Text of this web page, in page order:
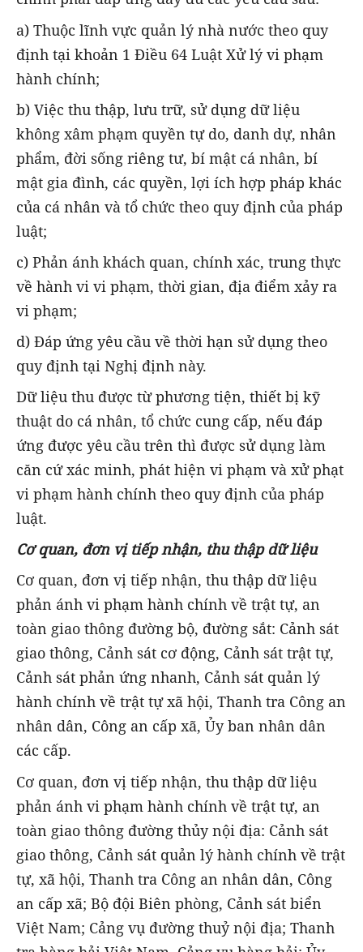
a) Thuộc lĩnh vực quản lý nhà nước theo quy
định tại khoản 1 Điều 64 Luật Xử lý vi phạm
hành chính;
b) Việc thu thập, lưu trữ, sử dụng dữ liệu
không xâm phạm quyền tự do, danh dự, nhân
phẩm, đời sống riêng tư, bí mật cá nhân, bí
mật gia đình, các quyền, lợi ích hợp pháp khác
của cá nhân và tổ chức theo quy định của pháp
luật;
c) Phản ánh khách quan, chính xác, trung thực
về hành vi vi phạm, thời gian, địa điểm xảy ra
vi phạm;
d) Đáp ứng yêu cầu về thời hạn sử dụng theo
quy định tại Nghị định này.
Dữ liệu thu được từ phương tiện, thiết bị kỹ
thuật do cá nhân, tổ chức cung cấp, nếu đáp
ứng được yêu cầu trên thì được sử dụng làm
căn cứ xác minh, phát hiện vi phạm và xử phạt
vi phạm hành chính theo quy định của pháp
luật.
Cơ quan, đơn vị tiếp nhận, thu thập dữ liệu
Cơ quan, đơn vị tiếp nhận, thu thập dữ liệu
phản ánh vi phạm hành chính về trật tự, an
toàn giao thông đường bộ, đường sắt: Cảnh sát
giao thông, Cảnh sát cơ động, Cảnh sát trật tự,
Cảnh sát phản ứng nhanh, Cảnh sát quản lý
hành chính về trật tự xã hội, Thanh tra Công an
nhân dân, Công an cấp xã, Ủy ban nhân dân
các cấp.
Cơ quan, đơn vị tiếp nhận, thu thập dữ liệu
phản ánh vi phạm hành chính về trật tự, an
toàn giao thông đường thủy nội địa: Cảnh sát
giao thông, Cảnh sát quản lý hành chính về trật
tự, xã hội, Thanh tra Công an nhân dân, Công
an cấp xã; Bộ đội Biên phòng, Cảnh sát biển
Việt Nam; Cảng vụ đường thuỷ nội địa; Thanh